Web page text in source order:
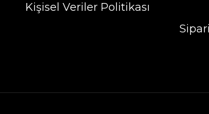
Kişisel Veriler Politikası